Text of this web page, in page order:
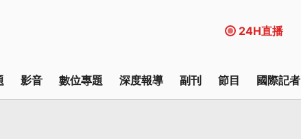
24H直播
影音 數位專題 深度報導 副刊 節目 國際記者